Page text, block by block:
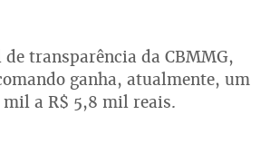
de transparência da CBMMG,
ganha, atualmente, um
mil a R$ 5,8 mil reais.